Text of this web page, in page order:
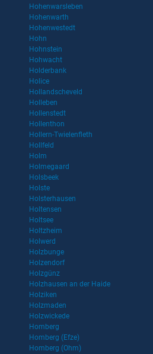
Hohenwarsleben
Hohenwarth
Hohenwestedt
Hohn
Hohnstein
Hohwacht
Holderbank
Holice
Hollandscheveld
Holleben
Hollenstedt
Hollenthon
Hollern-Twielenfleth
Hollfeld
Holm
Holmegaard
Holsbeek
Holste
Holsterhausen
Holtensen
Holtsee
Holtzheim
Holwerd
Holzbunge
Holzendorf
Holzgünz
Holzhausen an der Haide
Holziken
Holzmaden
Holzwickede
Homberg
Homberg (Efze)
Homberg (Ohm)